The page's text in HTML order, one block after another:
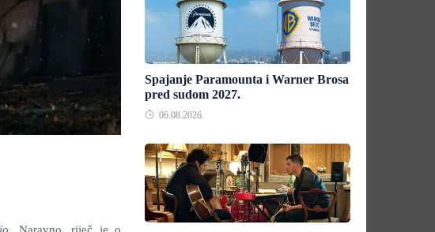
Spajanje Paramounta i Warner Brosa
pred sudom 2027.
06.08.2026.